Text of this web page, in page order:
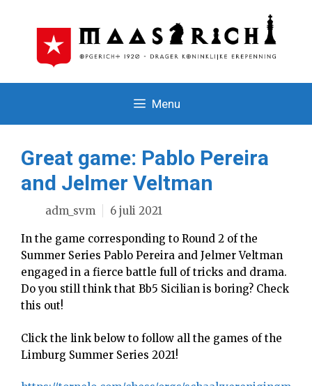
Menu
Great game: Pablo Pereira
and Jelmer Veltman
adm_svm 6 juli 2021
In the game corresponding to Round 2 of the
Summer Series Pablo Pereira and Jelmer Veltman
engaged in a fierce battle full of tricks and drama.
Do you still think that Bb5 Sicilian is boring? Check
this out!
Click the link below to follow all the games of the
Limburg Summer Series 2021!